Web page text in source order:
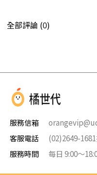
全部評論 (0)
服務信箱
客服電話
(02)2649-
服務時間
每日 9:00～